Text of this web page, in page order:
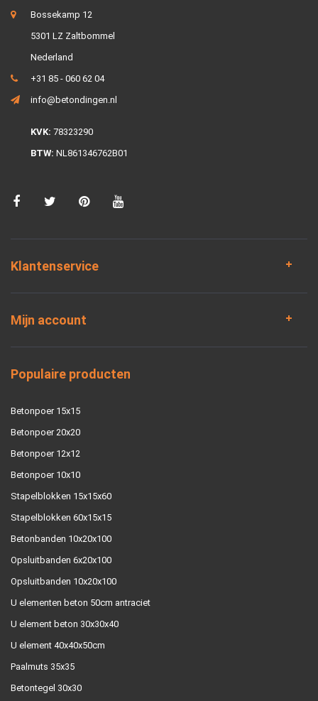
Bossekamp 12
5301 LZ Zaltbommel
Nederland
+31 85 - 060 62 04
info@betondingen.nl
KVK: 78323290
BTW: NL861346762B01
Klantenservice
Mijn account
Populaire producten
Betonpoer 15x15
Betonpoer 20x20
Betonpoer 12x12
Betonpoer 10x10
Stapelblokken 15x15x60
Stapelblokken 60x15x15
Betonbanden 10x20x100
Opsluitbanden 6x20x100
Opsluitbanden 10x20x100
U elementen beton 50cm antraciet
U element beton 30x30x40
U element 40x40x50cm
Paalmuts 35x35
Betontegel 30x30